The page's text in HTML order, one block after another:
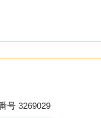
号 3269029